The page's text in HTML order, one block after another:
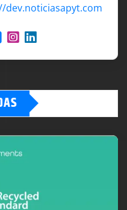
dev.noticiasapyt.com